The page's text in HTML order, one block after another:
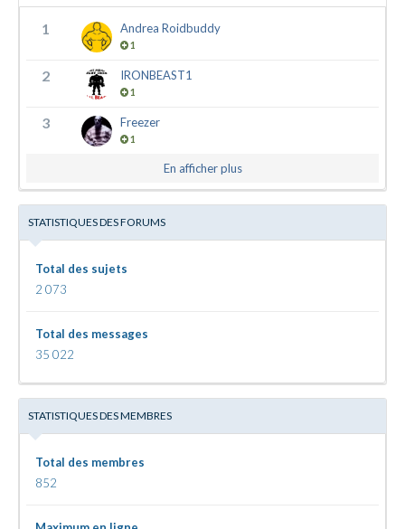
1 Andrea Roidbuddy
1
2 IRONBEAST1
1
3 Freezer
1
En afficher plus
STATISTIQUES DES FORUMS
Total des sujets
2 073
Total des messages
35 022
STATISTIQUES DES MEMBRES
Total des membres
852